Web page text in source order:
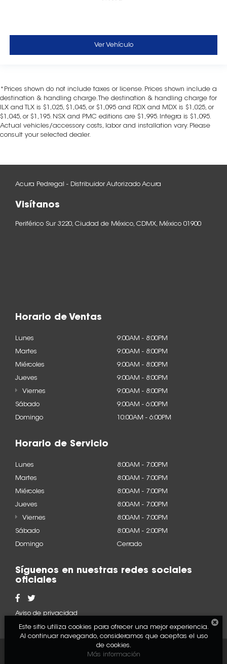
Ver Vehículo
*Prices shown do not include taxes or license. Prices shown include a
destination & handling charge. The destination & handling charge for
ILX and TLX is $1,025, $1,045, or $1,095 and RDX and MDX is $1,025, or
$1,045, or $1,195. NSX and PMC editions are $1,995. Integra is $1,095.
Actual vehicles/accessory costs, labor and installation vary. Please
consult your selected dealer.
Acura Pedregal - Distribuidor Autorizado Acura
Visítanos
Periférico Sur 3220, Ciudad de México, CDMX, México 01900
Horario de Ventas
Lunes
9:00AM - 8:00PM
Martes
9:00AM - 8:00PM
Miércoles
9:00AM - 8:00PM
Jueves
9:00AM - 8:00PM
Viernes
9:00AM - 8:00PM
Sábado
9:00AM - 6:00PM
Domingo
10:00AM - 6:00PM
Horario de Servicio
Lunes
8:00AM - 7:00PM
Martes
8:00AM - 7:00PM
Miércoles
8:00AM - 7:00PM
Jueves
8:00AM - 7:00PM
Viernes
8:00AM - 7:00PM
Sábado
8:00AM - 2:00PM
Domingo
Cerrado
Síguenos en nuestras redes sociales
oficiales
Aviso de privacidad
derechos reservados.
Desarrollado por
Este sitio utiliza cookies para ofrecer una mejor experiencia.
Al continuar navegando, consideramos que aceptas el uso
de cookies.
Más información